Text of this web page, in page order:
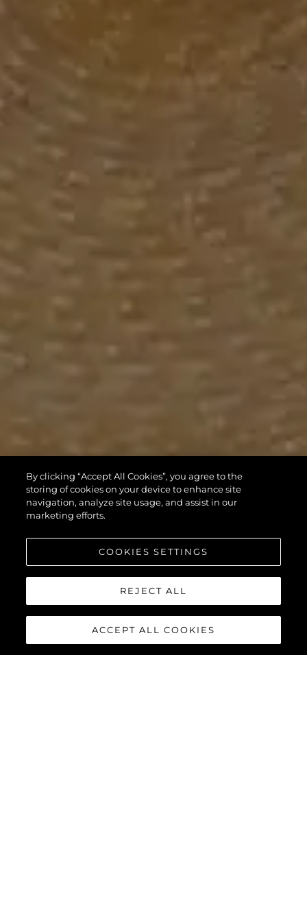
By clicking “Accept All Cookies”, you agree to the
storing of cookies on your device to enhance site
navigation, analyze site usage, and assist in our
marketing efforts.
COOKIES SETTINGS
REJECT ALL
ACCEPT ALL COOKIES